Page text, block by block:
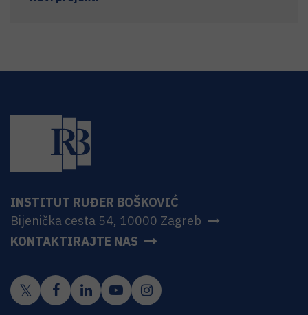
INSTITUT RUĐER BOŠKOVIĆ
Bijenička cesta 54, 10000 Zagreb
KONTAKTIRAJTE NAS